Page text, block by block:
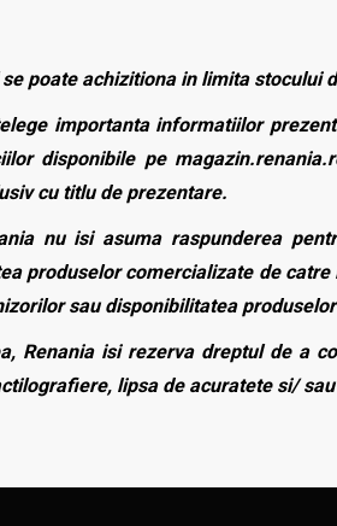
poate achizitiona in limita stocului
importanta informatiilor
disponibile pe
cu titlu de prezentare.
nu isi asuma raspunderea
produselor comercializate de
sau disponibilitatea
Renania isi rezerva dreptul de a
lipsa de acuratete si/